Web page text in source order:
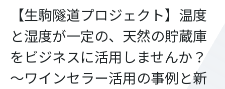
【生駒隧道プロジェクト】温度
と湿度が一定の、天然の貯蔵庫
をビジネスに活用しませんか？
～ワインセラー活用の事例と新